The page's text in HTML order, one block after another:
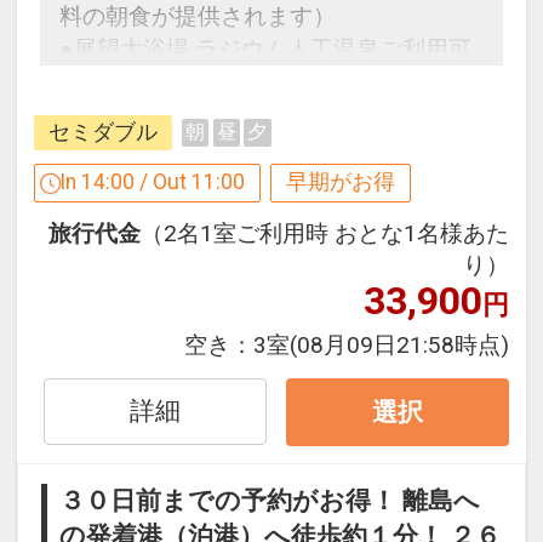
料の朝食が提供されます）
●展望大浴場 ラジウム人工温泉ご利用可
早めのお申し込みがお得！【早３０】
お得です！
※本プランは３０日前までの予約受付で
す。２９日前以降の人数変更、おとな・
こどもの内訳変更はできません。
ホテルポイント
●アーリーチェックイン１４：００（通
セミダブル 朝 昼 夕
In 14:00 / Out 11:00 早期がお得
旅行代金 （2名1室ご利用時 おとな1名様あた
り）
33,900円
空き： 3室(08月09日21:58時点)
詳細 選択
３０日前までの予約がお得！ 離島へ
の発着港（泊港）へ徒歩約１分！ ２６